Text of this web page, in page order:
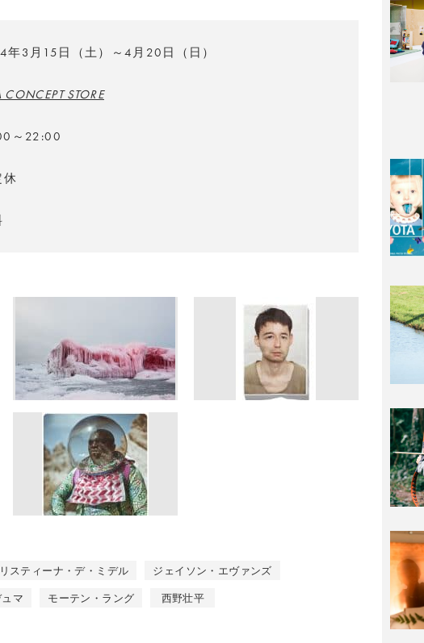
年3月15日（土）～4月20日（日）
STORE
～22:00
休
スティーナ・デ・ミデル
ジェイソン・エヴァンズ
マ
モーテン・ラング 西野壮平